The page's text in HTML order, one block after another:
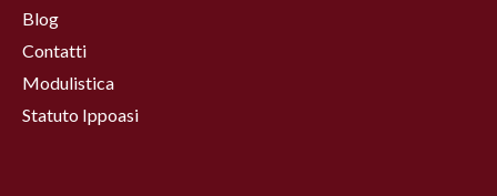
Blog
Contatti
Modulistica
Statuto Ippoasi